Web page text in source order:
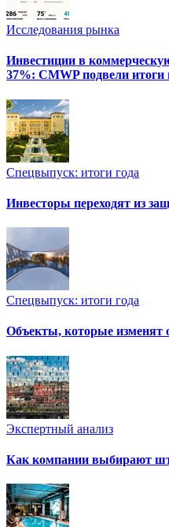
Исследования рынка
Инвестиции в
37%: CMWP подвели итоги
Спецвыпуск: итоги года
Инвесторы переходят из
Спецвыпуск: итоги года
Объекты, которые изменят
Экспертный анализ
Как компании выбирают